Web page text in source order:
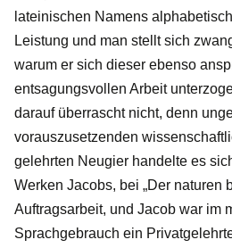
lateinischen Namens
Leistung und man stellt sich
warum er sich dieser ebenso
entsagungsvollen Arbeit
darauf überrascht nicht, denn
vorauszusetzenden
gelehrten Neugier handelte es
Werken Jacobs, bei „Der naturen
Auftragsarbeit, und Jacob war im
Sprachgebrauch ein